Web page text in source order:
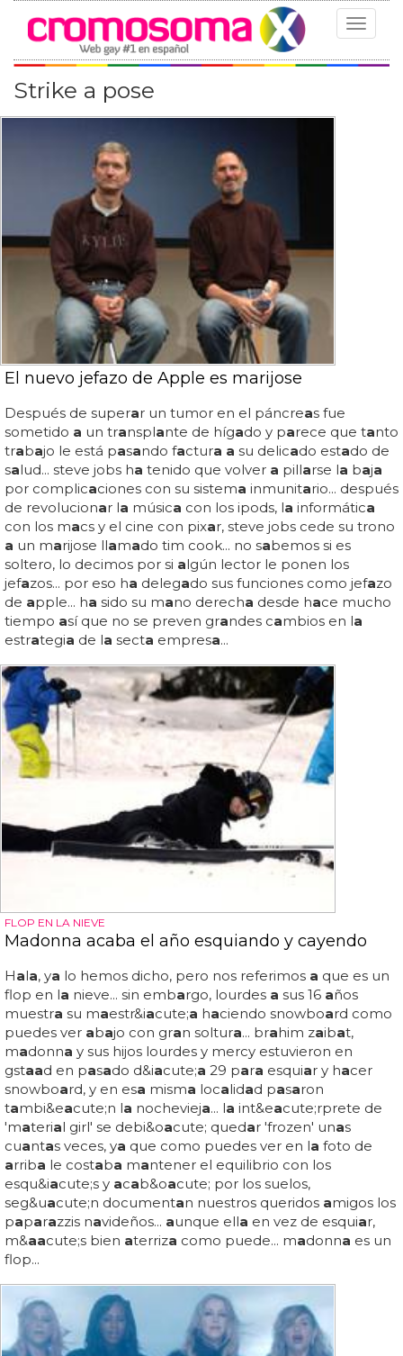
Toggle
Strike a pose
El nuevo jefazo de Apple es marijose
Después de superar un tumor en el páncreas fue
sometido a un transplante de hígado y parece que tanto
trabajo le está pasando factura a su delicado estado de
salud... steve jobs ha tenido que volver a pillarse la baja
por complicaciones con su sistema inmunitario... después
de revolucionar la música con los ipods, la informática
con los macs y el cine con pixar, steve jobs cede su trono
a un marijose llamado tim cook... no sabemos si es
soltero, lo decimos por si algún lector le ponen los
jefazos... por eso ha delegado sus funciones como jefazo
de apple... ha sido su mano derecha desde hace mucho
tiempo así que no se preven grandes cambios en la
estrategia de la secta empresa...
FLOP EN LA NIEVE
Madonna acaba el año esquiando y cayendo
Hala, ya lo hemos dicho, pero nos referimos a que es un
flop en la nieve... sin embargo, lourdes a sus 16 años
muestra su maestr&iacute;a haciendo snowboard como
puedes ver abajo con gran soltura... brahim zaibat,
madonna y sus hijos lourdes y mercy estuvieron en
gstaad en pasado d&iacute;a 29 para esquiar y hacer
snowboard, y en esa misma localidad pasaron
tambi&eacute;n la nochevieja... la int&eacute;rprete de
'material girl' se debi&oacute; quedar 'frozen' unas
cuantas veces, ya que como puedes ver en la foto de
arriba le costaba mantener el equilibrio con los
esqu&iacute;s y acab&oacute; por los suelos,
seg&uacute;n documentan nuestros queridos amigos los
paparazzis navideños... aunque ella en vez de esquiar,
m&aacute;s bien aterriza como puede... madonna es un
flop...